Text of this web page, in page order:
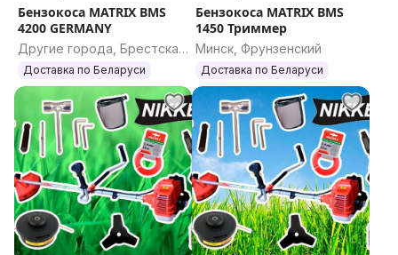
Бензокоса MATRIX BMS
4200 GERMANY
Другие города, Брестская
область
Доставка по Беларуси
Бензокоса MATRIX BMS
1450 Триммер
Минск, Фрунзенский
Доставка по Беларуси